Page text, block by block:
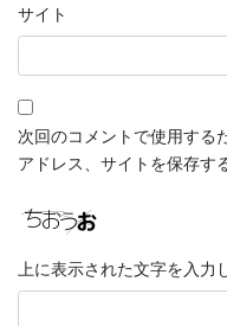
サイト
次回のコメントで使用する
アドレス、サイトを保存す
上に表示された文字を入力